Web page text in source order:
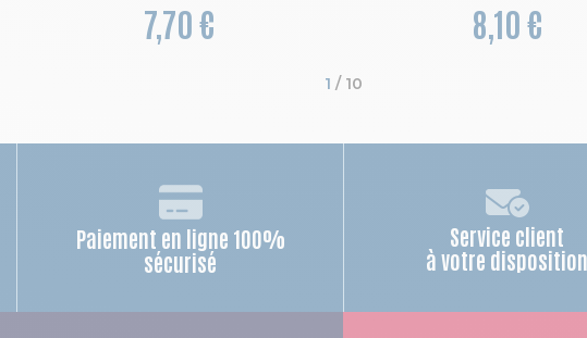
7,70 € 8,10 €
1 / 10
Paiement en ligne 100%
sécurisé
Service client
à votre disposition